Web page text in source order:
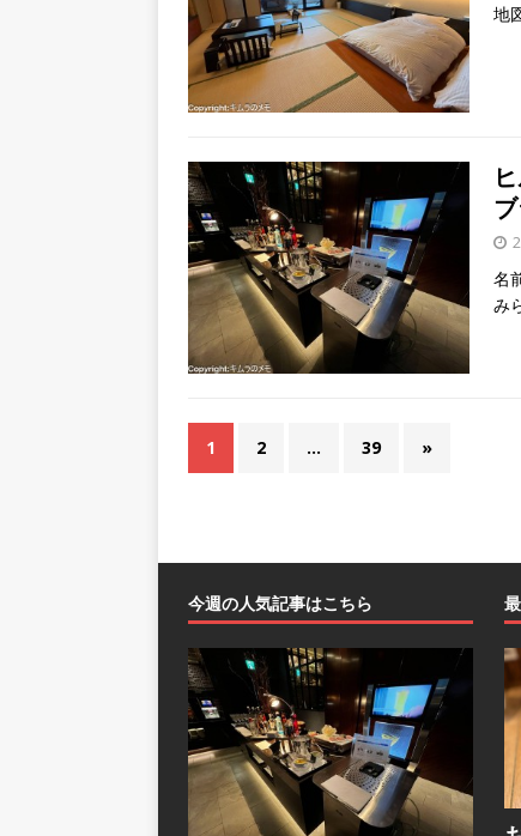
地
名
み
1 2 … 39 »
今週の人気記事はこちら